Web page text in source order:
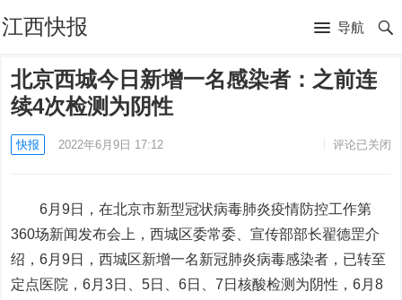
江西快报 导航
北京西城今日新增一名感染者：之前连
续4次检测为阴性
快报 2022年6月9日 17:12 评论已关闭
6月9日，在北京市新型冠状病毒肺炎疫情防控工作第
360场新闻发布会上，西城区委常委、宣传部部长翟德罡介
绍，6月9日，西城区新增一名新冠肺炎病毒感染者，已转至
定点医院，6月3日、5日、6日、7日核酸检测为阴性，6月8